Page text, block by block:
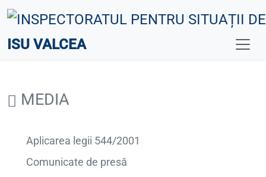
ISU VALCEA
MEDIA
Aplicarea legii 544/2001
Comunicate de presă